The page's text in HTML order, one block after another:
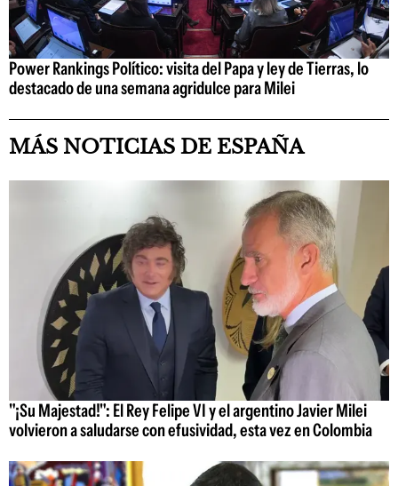
Power Rankings Político: visita del Papa y ley de Tierras, lo
destacado de una semana agridulce para Milei
MÁS NOTICIAS DE ESPAÑA
"¡Su Majestad!": El Rey Felipe VI y el argentino Javier Milei
volvieron a saludarse con efusividad, esta vez en Colombia